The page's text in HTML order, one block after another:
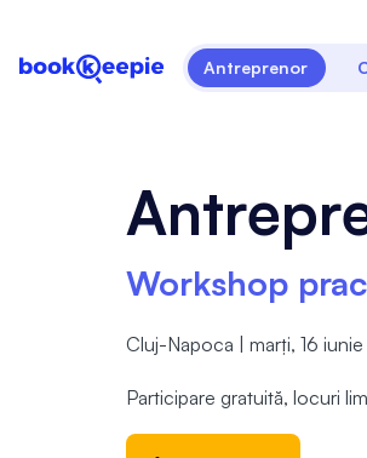
Antreprenor
Workshop
Cluj-Napoca | marți, 16
Participare gratuită, locuri